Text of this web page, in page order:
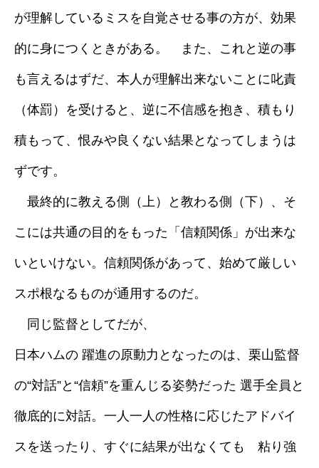
が理解しているミスを自覚させる事の方が、効果
的に身につくときがある。 また、これと逆の事
も言えるはずだ、本人が理解出来ないことに叱責
（体罰）を受けると、逆に不信感を抱き、積もり
積もって、恨みや良くない結果となってしまうは
ずです。
最終的に教える側（上）と教わる側（下）、そ
こには共通の目的をもった「信頼関係」が出来な
いといけない。信頼関係があって、始めて厳しい
スポ根なるものが通用するのだ。
同じ監督としてだが、
日本ハムの 躍進の原動力となったのは、栗山監督
の“対話”と“信頼”を重んじる姿勢だった 選手全員と
徹底的に対話。一人一人の性格に応じたアドバイ
スを送ったり、すぐに結果が出なくても 粘り強